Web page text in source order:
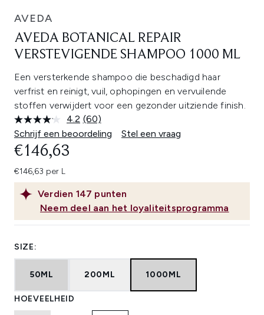
AVEDA
AVEDA BOTANICAL REPAIR
VERSTEVIGENDE SHAMPOO 1000 ML
Een versterkende shampoo die beschadigd haar
verfrist en reinigt, vuil, ophopingen en vervuilende
stoffen verwijdert voor een gezonder uitziende finish.
4.2 Lees
60
beoordelingen.
(60)
Schrijf een beoordeling
Stel een vraag
Verdien 147 punten
Neem deel aan het loyaliteitsprogramma
€146,63
€146,63 per L
SIZE:
50ML 200ML 1000ML
HOEVEELHEID